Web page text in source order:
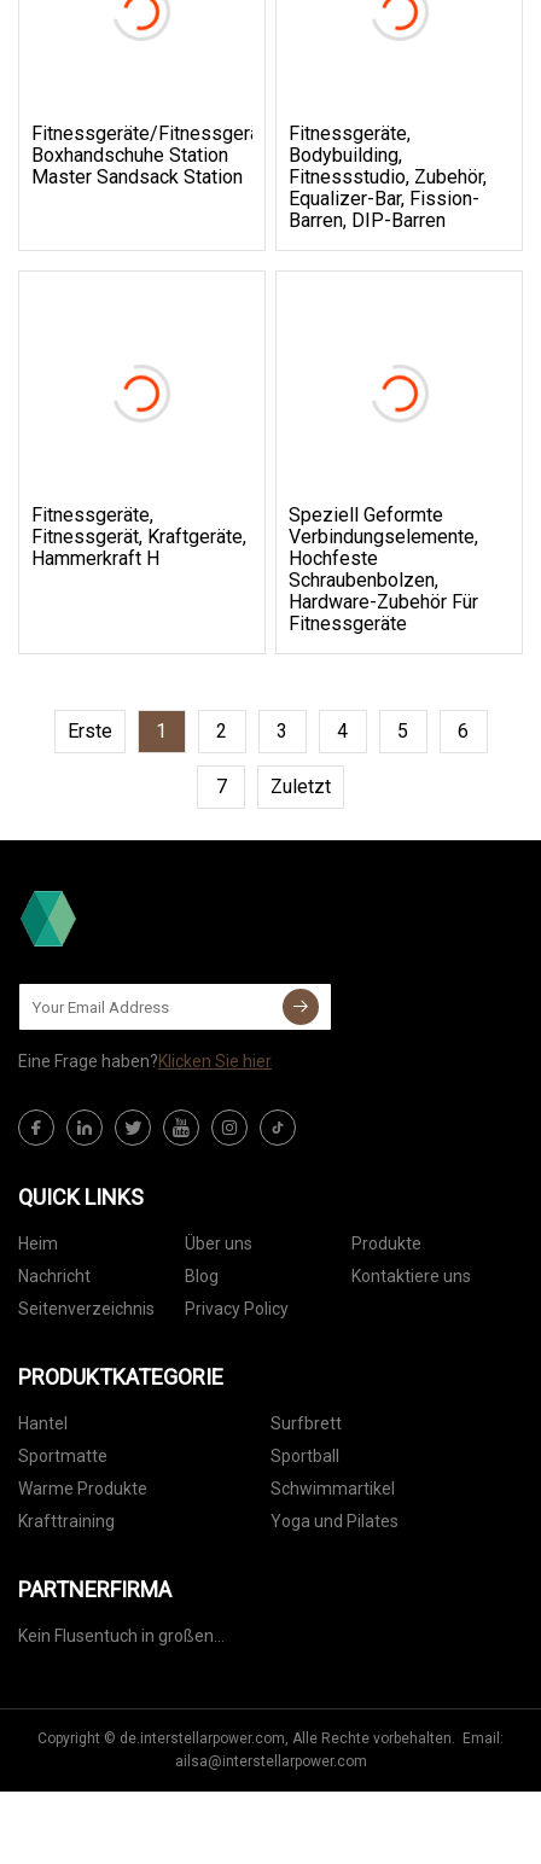
Fitnessgeräte/Fitnessgeräte
Boxhandschuhe Station
Master Sandsack Station
Fitnessgeräte,
Bodybuilding,
Fitnessstudio, Zubehör,
Equalizer-Bar, Fission-
Barren, DIP-Barren
Fitnessgeräte,
Fitnessgerät, Kraftgeräte,
Hammerkraft H
Speziell Geformte
Verbindungselemente,
Hochfeste
Schraubenbolzen,
Hardware-Zubehör Für
Fitnessgeräte
Erste 1 2 3 4 5 6
7 Zuletzt
Eine Frage haben?Klicken Sie hier
QUICK LINKS
Heim Über uns
Produkte
Nachricht
Blog
Kontaktiere uns
Seitenverzeichnis
Privacy Policy
PRODUKTKATEGORIE
Hantel
Surfbrett
Sportmatte
Sportball
Warme Produkte
Schwimmartikel
Krafttraining
Yoga und Pilates
PARTNERFIRMA
Kein Flusentuch in großen
Copyright © de.interstellarpower.com, Alle Rechte vorbehalten. Email:
ailsa@interstellarpower.com